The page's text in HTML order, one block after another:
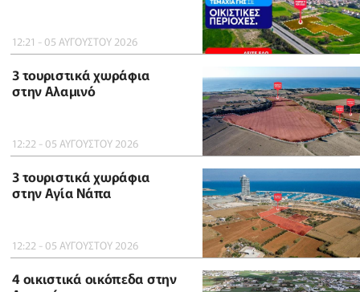
12:21 - 05 ΑΥΓΟΥΣΤΟΥ 2026
3 τουριστικά χωράφια
στην Αλαμινό
12:22 - 05 ΑΥΓΟΥΣΤΟΥ 2026
3 τουριστικά χωράφια
στην Αγία Νάπα
12:22 - 05 ΑΥΓΟΥΣΤΟΥ 2026
4 οικιστικά οικόπεδα στην